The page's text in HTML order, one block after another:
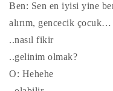
Ben: Sen en iyisi yine
alırım, gencecik çocuk…
..nasıl fikir
..gelinim olmak?
O: Hehehe